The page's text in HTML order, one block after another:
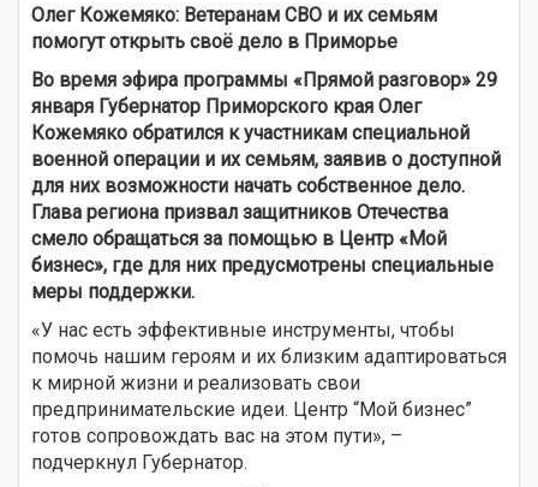
Олег Кожемяко: Ветеранам СВО и их семьям
помогут открыть своё дело в Приморье
Во время эфира программы «Прямой разговор» 29
января Губернатор Приморского края Олег
Кожемяко обратился к участникам специальной
военной операции и их семьям, заявив о доступной
для них возможности начать собственное дело.
Глава региона призвал защитников Отечества
смело обращаться за помощью в Центр «Мой
бизнес», где для них предусмотрены специальные
меры поддержки.
«У нас есть эффективные инструменты, чтобы
помочь нашим героям и их близким адаптироваться
к мирной жизни и реализовать свои
предпринимательские идеи. Центр “Мой бизнес”
готов сопровождать вас на этом пути», –
подчеркнул Губернатор.